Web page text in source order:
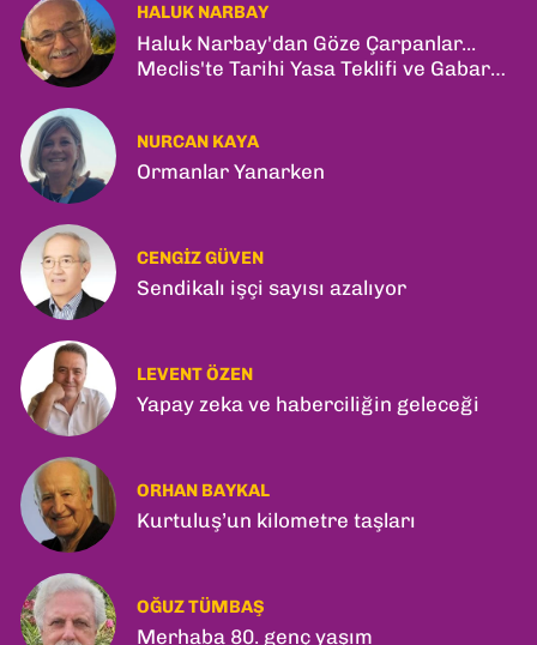
HALUK NARBAY
Haluk Narbay'dan Göze Çarpanlar...
Meclis'te Tarihi Yasa Teklifi ve Gabar
NURCAN KAYA
Ormanlar Yanarken
CENGIZ GÜVEN
Sendikalı işçi sayısı azalıyor
LEVENT ÖZEN
Yapay zeka ve haberciliğin geleceği
ORHAN BAYKAL
Kurtuluş’un kilometre taşları
OĞUZ TÜMBAŞ
Merhaba 80. genç yaşım